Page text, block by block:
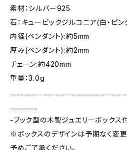
素材：シルバー925
石：キュービックジルコニア(白・ピン
内径(ペンダント):約5mm
厚み(ペンダント):約2mm
チェーン:約420mm
重量：3.0g
-ブック型の木製ジュエリーボックス付
※ボックスのデザインは予期なく変
予めご了承ください。